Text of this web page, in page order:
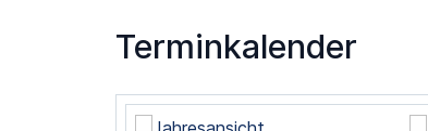
Terminkalender